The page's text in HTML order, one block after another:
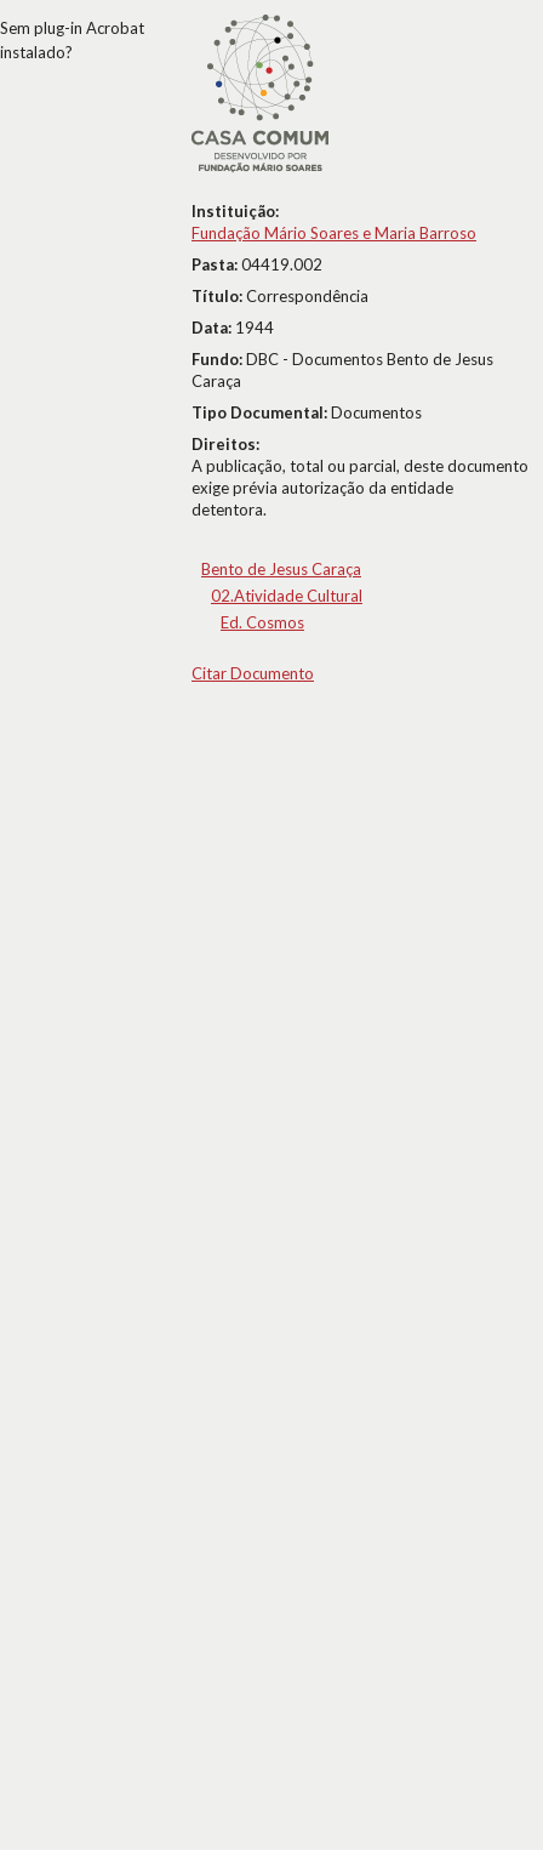
Instituição:
Fundação Mário Soares e Maria Barroso
Pasta:04419.002
Título:Correspondência
Data: 1944
Fundo:DBC - Documentos Bento de Jesus
Caraça
Tipo Documental:Documentos
Direitos:
A publicação, total ou parcial, deste documento
exige prévia autorização da entidade
detentora.
Bento de Jesus Caraça
02.Atividade Cultural
Ed. Cosmos
Citar Documento
Sem plug-in Acrobat
instalado?